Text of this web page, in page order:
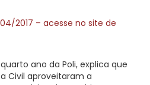
2017 – acesse no site de
ano da Poli, explica que
Civil aproveitaram a